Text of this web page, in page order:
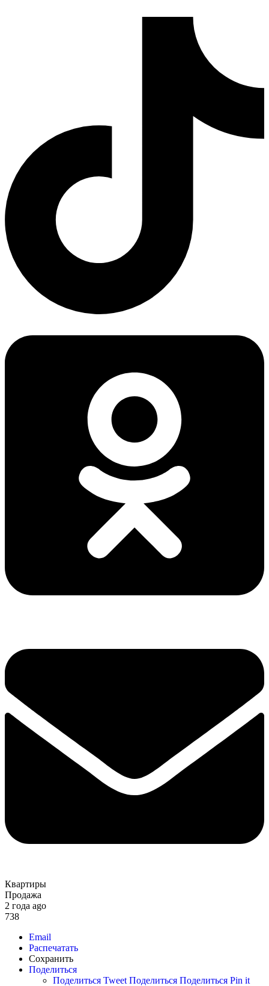
Квартиры
Продажа
2 года ago
738
Email
Распечатать
Сохранить
Поделиться
Поделиться Tweet Поделиться Поделиться Pin it